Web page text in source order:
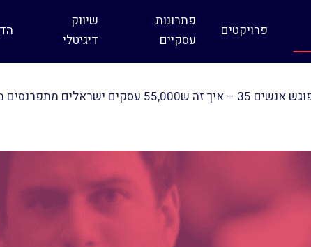
פרויקטים
פתרונות
עסקיים
שיווק
דיגיטלי
כשכסף פוגש אנשים 35 – איך זה